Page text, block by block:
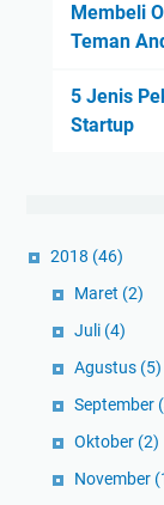
Membeli
Teman
5 Jenis
Startup
2018 (46)
Maret (2)
Juli (4)
Agustus (5)
September
Oktober (2)
November